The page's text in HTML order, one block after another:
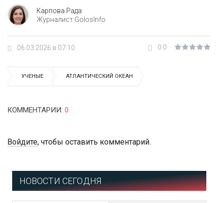
Карпова Рада
Журналист GolosInfo
06.03.2026 в 07:10 0.0
УЧЕНЫЕ АТЛАНТИЧЕСКИЙ ОКЕАН
КОММЕНТАРИИ: 0
Войдите, чтобы оставить комментарий.
НОВОСТИ СЕГОДНЯ